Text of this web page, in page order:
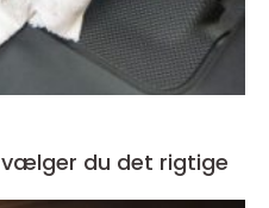
du det rigtige